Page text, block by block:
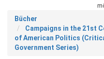
Bücher
Campaigns in the 21st
of American Politics
Government Series)